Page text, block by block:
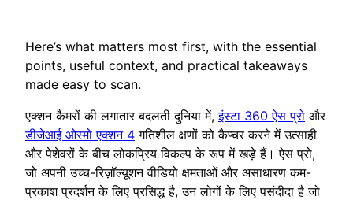
Here’s what matters most first, with the essential
points, useful context, and practical takeaways
made easy to scan.
एक्शन कैमरों की लगातार बदलती दुनिया में,इंस्टा 360 ऐस प्रो और
डीजेआई ओस्मो एक्शन 4 गतिशील क्षणों को कैप्चर करने में उत्साही
और पेशेवरों के बीच लोकप्रिय विकल्प के रूप में खड़े हैं। ऐस प्रो,
जो अपनी उच्च-रिज़ॉल्यूशन वीडियो क्षमताओं और असाधारण कम-
प्रकाश प्रदर्शन के लिए प्रसिद्ध है, उन लोगों के लिए पसंदीदा है जो